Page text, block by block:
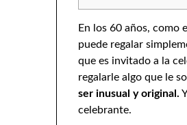
En los 60 años, como
puede regalar
que es invitado a la
regalarle algo que le
ser inusual y original.
celebrante.